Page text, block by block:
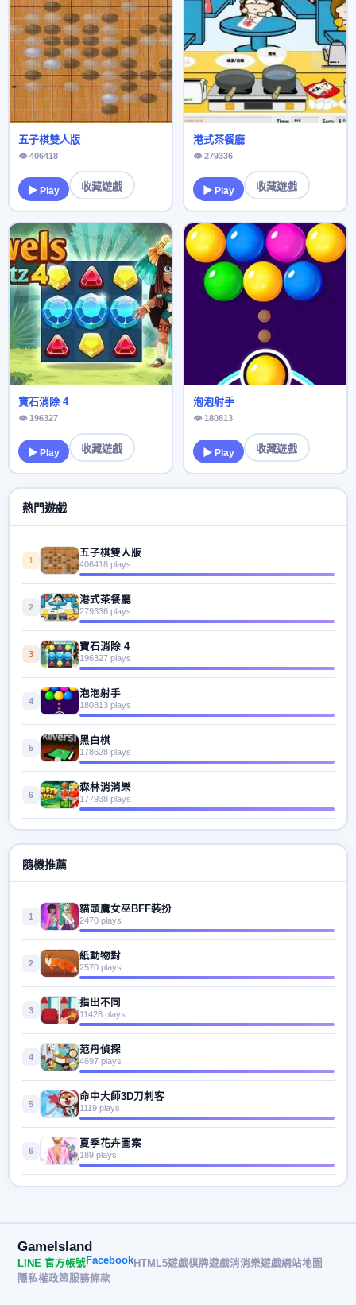
五子棋雙人版
👁 406418
▶ Play 收藏遊戲
港式茶餐廳
👁 279336
▶ Play 收藏遊戲
寶石消除 4
👁 196327
▶ Play 收藏遊戲
泡泡射手
👁 180813
▶ Play 收藏遊戲
熱門遊戲
1
五子棋雙人版
406418 plays
2
港式茶餐廳
279336 plays
3
寶石消除 4
196327 plays
4
泡泡射手
180813 plays
5
黑白棋
178628 plays
6
森林消消樂
177938 plays
隨機推薦
1
貓頭鷹女巫BFF裝扮
2470 plays
2
紙動物對
2570 plays
3
指出不同
11428 plays
4
范丹偵探
4697 plays
5
命中大師3D刀刺客
1119 plays
6
夏季花卉圖案
189 plays
GameIsland
LINE 官方帳號FacebookHTML5遊戲棋牌遊戲消消樂遊戲網站地圖
隱私權政策服務條款